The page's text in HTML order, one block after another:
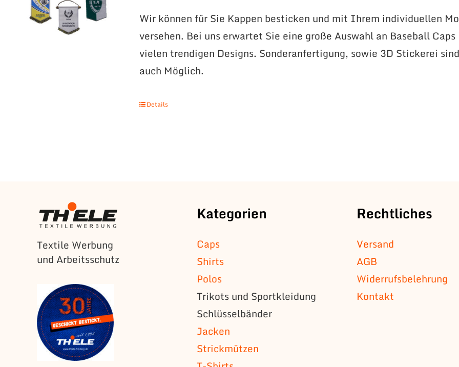
Wir können für Sie Kappen besticken und mit Ihrem individuellen
versehen. Bei uns erwartet Sie eine große Auswahl an Baseball Caps
vielen trendigen Designs. Sonderanfertigung, sowie 3D Stickerei sind
auch Möglich.
Details
Textile Werbung
und Arbeitsschutz
Kategorien
Caps
Shirts
Polos
Trikots und Sportkleidung
Schlüsselbänder
Jacken
Strickmützen
Rechtliches
Versand
AGB
Widerrufsbelehrung
Kontakt